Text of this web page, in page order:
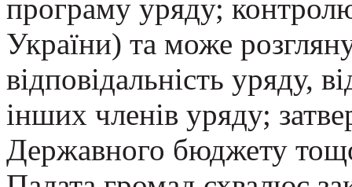
програму уряду;
України) та може
відповідальність уряду,
інших членів уряду;
Державного бюджету